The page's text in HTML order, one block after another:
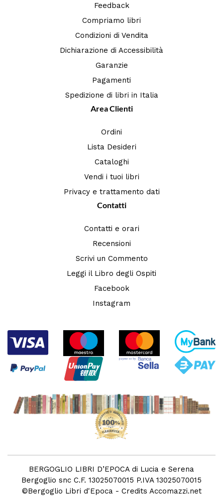
Feedback
Compriamo libri
Condizioni di Vendita
Dichiarazione di Accessibilità
Garanzie
Pagamenti
Spedizione di libri in Italia
Area Clienti
Ordini
Lista Desideri
Cataloghi
Vendi i tuoi libri
Privacy e trattamento dati
Contatti
Contatti e orari
Recensioni
Scrivi un Commento
Leggi il Libro degli Ospiti
Facebook
Instagram
BERGOGLIO LIBRI D’EPOCA di Lucia e Serena
Bergoglio snc C.F. 13025070015 P.IVA 13025070015
©Bergoglio Libri d'Epoca - Credits Accomazzi.net